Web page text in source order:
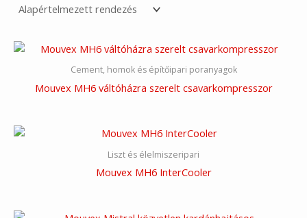
Cement, homok és építőipari poranyagok
Mouvex MH6 váltóházra szerelt csavarkompresszor
Liszt és élelmiszeripari
Mouvex MH6 InterCooler